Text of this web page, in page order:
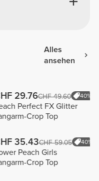
Alles
ansehen
29.76CHF 49.60 40%
Perfect FX Glitter
Crop Top
35.43CHF 59.05 40%
Peach Girls
Crop Top